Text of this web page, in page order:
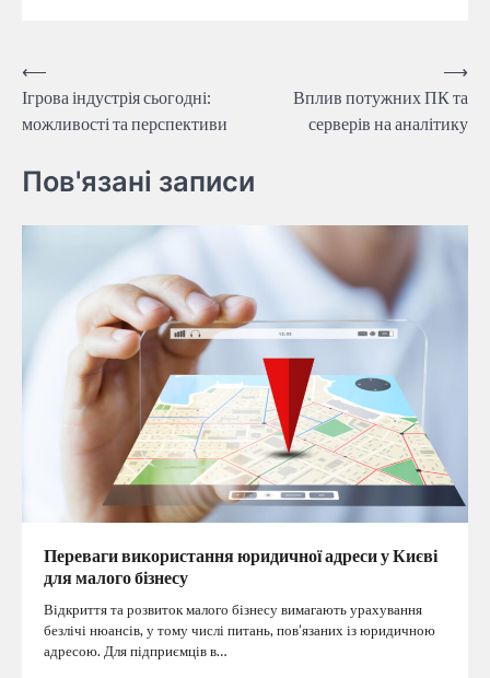
Навігація
записів
⟵
Ігрова індустрія сьогодні:
можливості та перспективи
Вплив потужних ПК та
серверів на аналітику
⟶
Пов'язані записи
Переваги використання юридичної адреси у Києві
для малого бізнесу
Відкриття та розвиток малого бізнесу вимагають урахування
безлічі нюансів, у тому числі питань, пов’язаних із юридичною
адресою. Для підприємців в…